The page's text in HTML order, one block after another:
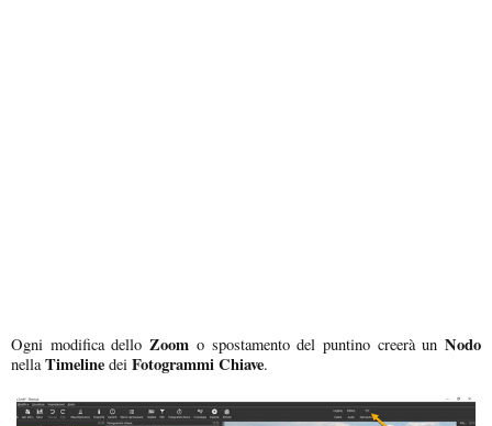
Ogni modifica dello Zoom o spostamento del puntino creerà unNodo
nellaTimeline dei Fotogrammi Chiave.